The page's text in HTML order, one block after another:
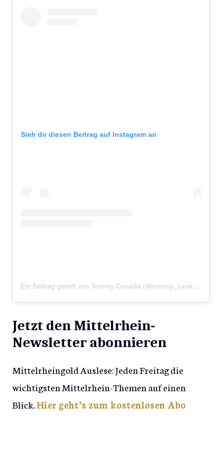
Sieh dir diesen Beitrag auf Instagram an
Ein Beitrag geteilt von Tommy Canada (@tommy_canada_moba_zimmer)
Jetzt den Mittelrhein-
Newsletter abonnieren
Mittelrheingold Auslese: Jeden Freitag die
wichtigsten Mittelrhein-Themen auf einen
Blick.Hier geht’s zum kostenlosen Abo